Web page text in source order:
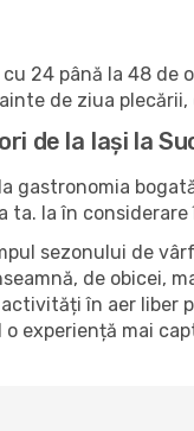
24 până la 48 de
de ziua
de la Iași la
gastronomia
ta. Ia în
sezonului de
de obicei,
în aer
experiență mai